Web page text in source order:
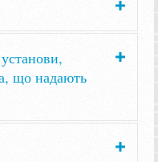
що надають